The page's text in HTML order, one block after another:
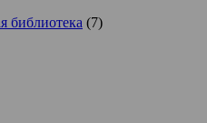
библиотека (7)